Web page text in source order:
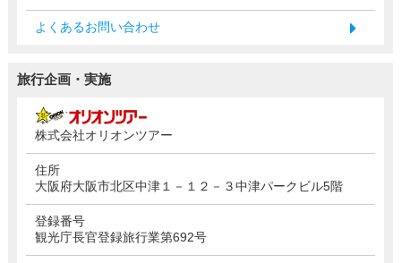
よくあるお問い合わせ
旅行企画・実施
株式会社オリオンツアー
住所
大阪府大阪市北区中津１－１２－３中津パークビル5階
登録番号
観光庁長官登録旅行業第692号